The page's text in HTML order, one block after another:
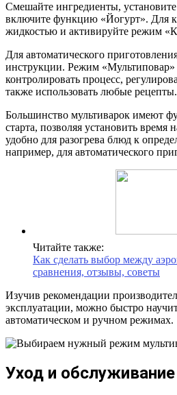
Смешайте ингредиенты,
включите функцию «Йогурт». Для
жидкостью и активируйте режим
Для автоматического
инструкции. Режим «Мультиповар»
контролировать процесс,
также использовать любые рецепты.
Большинство мультиварок имеют
старта, позволяя установить время
удобно для разогрева блюд к
например, для автоматического
Читайте также:
Как сделать выбор между
сравнения, отзывы, советы
Изучив рекомендации
эксплуатации, можно быстро
автоматическом и ручном режимах.
Уход и